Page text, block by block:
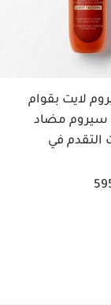
لايت بقوام
سيروم مضاد
التقدم في